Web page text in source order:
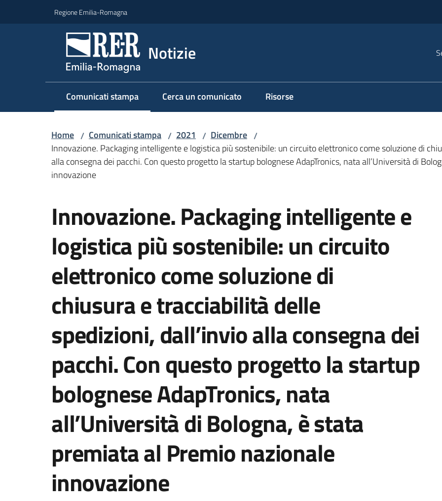
Regione Emilia-Romagna
Notizie
Comunicati stampa
Menu selezionato Cerca un comunicato Risorse
Home / Comunicati stampa / 2021 / Dicembre /
Innovazione. Packaging intelligente e logistica più sostenibile: un circuito elettronico come soluzione di
alla consegna dei pacchi. Con questo progetto la startup bolognese AdapTronics, nata all’Università di
innovazione
Innovazione. Packaging intelligente e
logistica più sostenibile: un circuito
elettronico come soluzione di
chiusura e tracciabilità delle
spedizioni, dall’invio alla consegna dei
pacchi. Con questo progetto la startup
bolognese AdapTronics, nata
all’Università di Bologna, è stata
premiata al Premio nazionale
innovazione